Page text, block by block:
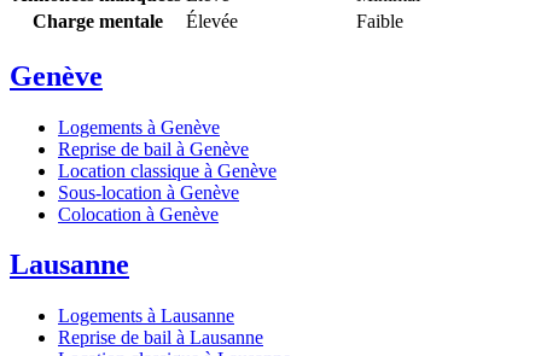
Charge mentale
Élevée Faible
Genève
Logements à Genève
Reprise de bail à Genève
Location classique à Genève
Sous-location à Genève
Colocation à Genève
Lausanne
Logements à Lausanne
Reprise de bail à Lausanne